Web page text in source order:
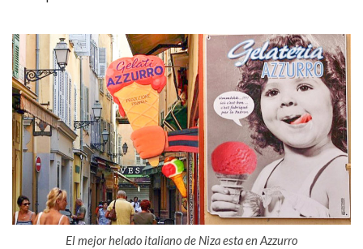
El mejor helado italiano de Niza esta en Azzurro